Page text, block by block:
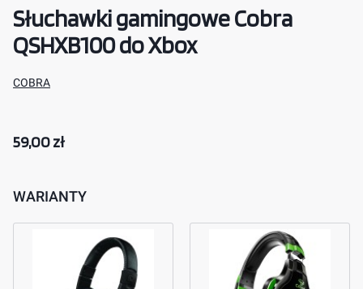
Słuchawki gamingowe Cobra
QSHXB100 do Xbox
COBRA
Cena
59,00 zł
WARIANTY